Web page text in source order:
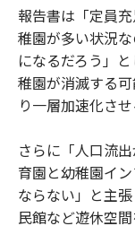
報告書は「定員
稚園が多い状況
になるだろう」
稚園が消滅する
り一層加速化さ
さらに「人口流
育園と幼稚園イ
ならない」と主
民館など遊休空